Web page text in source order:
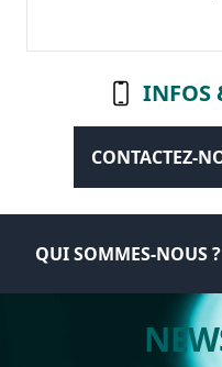
INFOS
CONTACTEZ-
QUI SOMMES-NOUS ?